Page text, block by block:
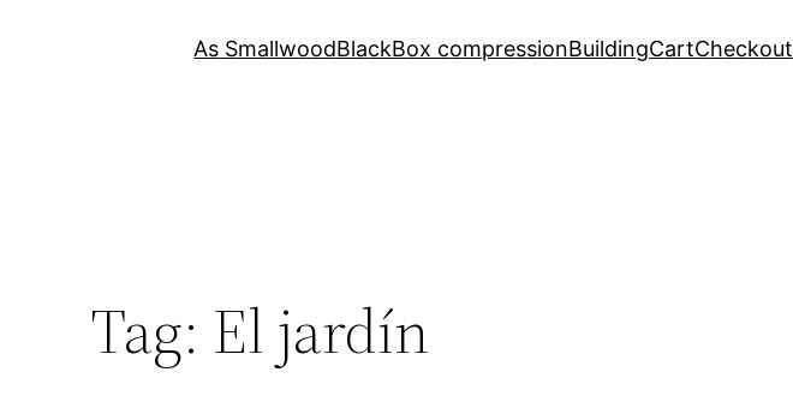
As SmallwoodBlackBox compressionBuildingCartCheckout
Tag: El jardín